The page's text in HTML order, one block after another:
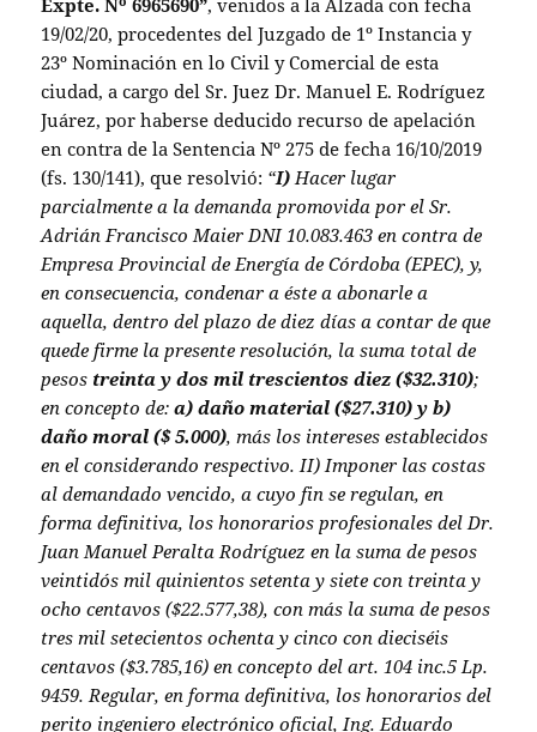
Expte. Nº 6965690”, venidos a la Alzada con fecha
19/02/20, procedentes del Juzgado de 1º Instancia y
23º Nominación en lo Civil y Comercial de esta
ciudad, a cargo del Sr. Juez Dr. Manuel E. Rodríguez
Juárez, por haberse deducido recurso de apelación
en contra de la Sentencia Nº 275 de fecha 16/10/2019
(fs. 130/141), que resolvió: “I)Hacer lugar
parcialmente a la demanda promovida por el Sr.
Adrián Francisco Maier DNI 10.083.463 en contra de
Empresa Provincial de Energía de Córdoba (EPEC), y,
en consecuencia, condenar a éste a abonarle a
aquella, dentro del plazo de diez días a contar de que
quede firme la presente resolución, la suma total de
pesos treinta y dos mil trescientos diez ($32.310);
en concepto de:a) daño material ($27.310) y b)
daño moral ($ 5.000), más los intereses establecidos
en el considerando respectivo. II) Imponer las costas
al demandado vencido, a cuyo fin se regulan, en
forma definitiva, los honorarios profesionales del Dr.
Juan Manuel Peralta Rodríguez en la suma de pesos
veintidós mil quinientos setenta y siete con treinta y
ocho centavos ($22.577,38), con más la suma de pesos
tres mil setecientos ochenta y cinco con dieciséis
centavos ($3.785,16) en concepto del art. 104 inc.5 Lp.
9459. Regular, en forma definitiva, los honorarios del
perito ingeniero electrónico oficial, Ing. Eduardo